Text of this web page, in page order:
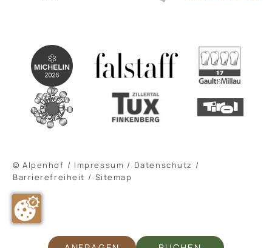
© Alpenhof / Impressum / Datenschutz /
Barrierefreiheit / Sitemap